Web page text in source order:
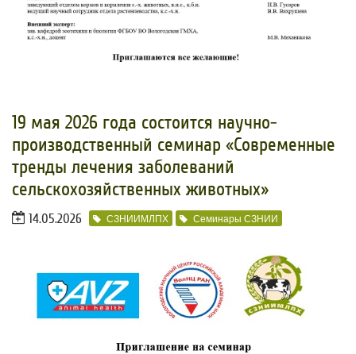
19 мая 2026 года состоится научно-
производственный семинар «Современные
тренды лечения заболеваний
сельскохозяйственных животных»
14.05.2026 СЗНИИМЛПХ Семинары СЗНИИ